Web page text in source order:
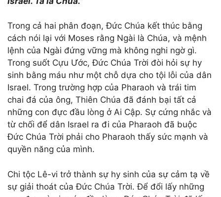
Trong cả hai phân đoạn, Đức Chúa kết thúc bằng
cách nói lại với Moses rằng Ngài là Chúa, và mệnh
lệnh của Ngài đứng vững mà không nghi ngờ gì.
Trong suốt Cựu Ước, Đức Chúa Trời đòi hỏi sự hy
sinh bằng máu như một chỗ dựa cho tội lỗi của dân
Israel. Trong trường hợp của Pharaoh và trái tim
chai đá của ông, Thiên Chúa đã đánh bại tất cả
những con đực đầu lòng ở Ai Cập. Sự cứng nhắc và
từ chối để dân Israel ra đi của Pharaoh đã buộc
Đức Chúa Trời phải cho Pharaoh thấy sức mạnh và
quyền năng của mình.
Chi tộc Lê-vi trở thành sự hy sinh của sự cảm tạ về
sự giải thoát của Đức Chúa Trời. Để đổi lấy những